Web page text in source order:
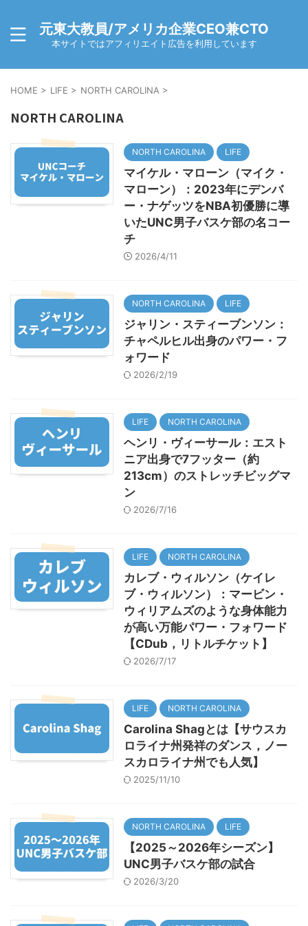
元東大教員/アメリカ企業CEO兼CTO
本サイトではアフィリエイト広告を利用しています
HOME > LIFE > NORTH CAROLINA >
NORTH CAROLINA
NORTH CAROLINA LIFE
マイケル・マローン（マイク・
マローン）：2023年にデンバ
ー・ナゲッツをNBA初優勝に導
いたUNC男子バスケ部の名コー
チ
2026/4/11
NORTH CAROLINA LIFE
ジャリン・スティーブンソン：
チャペルヒル出身のパワー・フ
ォワード
2026/2/19
LIFE NORTH CAROLINA
ヘンリ・ヴィーサール：エスト
ニア出身で7フッター（約
213cm）のストレッチビッグマ
ン
2026/7/16
LIFE NORTH CAROLINA
カレブ・ウィルソン（ケイレ
ブ・ウィルソン）：マービン・
ウィリアムズのような身体能力
が高い万能パワー・フォワード
【CDub，リトルチケット】
2026/7/17
LIFE NORTH CAROLINA
Carolina Shagとは【サウスカ
ロライナ州発祥のダンス，ノー
スカロライナ州でも人気】
2025/11/10
NORTH CAROLINA LIFE
【2025～2026年シーズン】
UNC男子バスケ部の試合
2026/3/20